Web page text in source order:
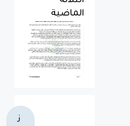
الماضية
ن